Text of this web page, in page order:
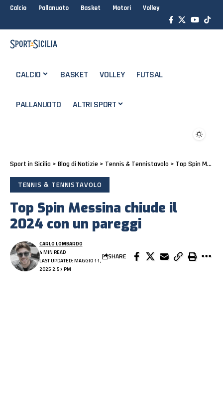
Calcio Pallanuoto Basket Motori Volley
CALCIO BASKET VOLLEY FUTSAL
PALLANUOTO ALTRI SPORT
Sport in Sicilia > Blog di Notizie > Tennis & Tennistavolo > Top Spin Messina chiude il 2024 con un pareggi
TENNIS & TENNISTAVOLO
Top Spin Messina chiude il
2024 con un pareggi
LAST UPDATED: MAGGIO 11,
2025 2:57 PM
CARLO LOMBARDO
4 MIN READ
SHARE